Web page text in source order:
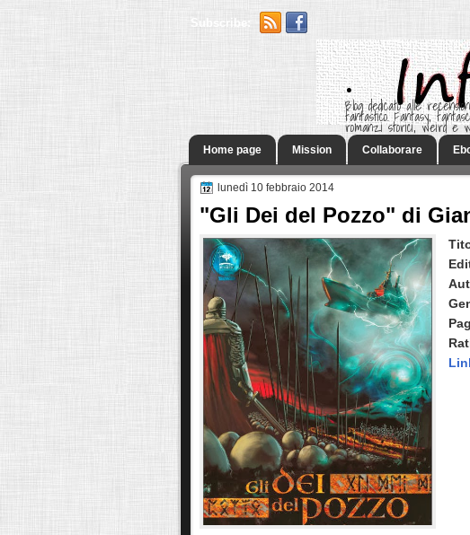
Subscribe:
.
Blog dedicato alle
fantastico. Fantasy,
romanzi storici, weird e
Home page Mission Collaborare
lunedì 10 febbraio 2014
"Gli Dei del Pozzo" di